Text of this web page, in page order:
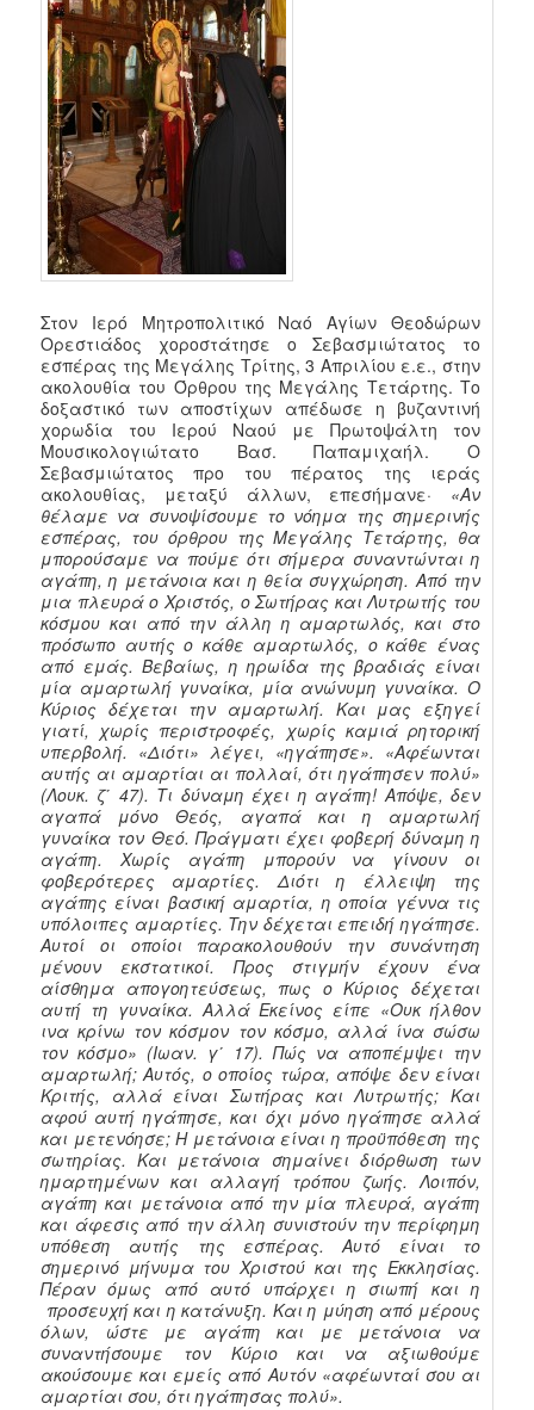
Στον Ιερό Μητροπολιτικό Ναό Αγίων Θεοδώρων
Ορεστιάδος χοροστάτησε ο Σεβασμιώτατος το
εσπέρας της Μεγάλης Τρίτης, 3 Απριλίου ε.ε., στην
ακολουθία του Όρθρου της Μεγάλης Τετάρτης. Το
δοξαστικό των αποστίχων απέδωσε η βυζαντινή
χορωδία του Ιερού Ναού με Πρωτοψάλτη τον
Μουσικολογιώτατο Βασ. Παπαμιχαήλ. Ο
Σεβασμιώτατος προ του πέρατος της ιεράς
ακολουθίας, μεταξύ άλλων, επεσήμανε· «Αν
θέλαμε να συνοψίσουμε το νόημα της σημερινής
εσπέρας, του όρθρου της Μεγάλης Τετάρτης, θα
μπορούσαμε να πούμε ότι σήμερα συναντώνται η
αγάπη, η μετάνοια και η θεία συγχώρηση. Από την
μια πλευρά ο Χριστός, ο Σωτήρας και Λυτρωτής του
κόσμου και από την άλλη η αμαρτωλός, και στο
πρόσωπο αυτής ο κάθε αμαρτωλός, ο κάθε ένας
από εμάς. Βεβαίως, η ηρωίδα της βραδιάς είναι
μία αμαρτωλή γυναίκα, μία ανώνυμη γυναίκα. Ο
Κύριος δέχεται την αμαρτωλή. Και μας εξηγεί
γιατί, χωρίς περιστροφές, χωρίς καμιά ρητορική
υπερβολή. «Διότι» λέγει, «ηγάπησε». «Αφέωνται
αυτής αι αμαρτίαι αι πολλαί, ότι ηγάπησεν πολύ»
(Λουκ. ζ΄ 47). Τι δύναμη έχει η αγάπη! Απόψε, δεν
αγαπά μόνο Θεός, αγαπά και η αμαρτωλή
γυναίκα τον Θεό. Πράγματι έχει φοβερή δύναμη η
αγάπη. Χωρίς αγάπη μπορούν να γίνουν οι
φοβερότερες αμαρτίες. Διότι η έλλειψη της
αγάπης είναι βασική αμαρτία, η οποία γέννα τις
υπόλοιπες αμαρτίες. Την δέχεται επειδή ηγάπησε.
Αυτοί οι οποίοι παρακολουθούν την συνάντηση
μένουν εκστατικοί. Προς στιγμήν έχουν ένα
αίσθημα απογοητεύσεως, πως ο Κύριος δέχεται
αυτή τη γυναίκα. Αλλά Εκείνος είπε «Ουκ ήλθον
ινα κρίνω τον κόσμον τον κόσμο, αλλά ίνα σώσω
τον κόσμο» (Ιωαν. γ΄ 17). Πώς να αποπέμψει την
αμαρτωλή; Αυτός, ο οποίος τώρα, απόψε δεν είναι
Κριτής, αλλά είναι Σωτήρας και Λυτρωτής; Και
αφού αυτή ηγάπησε, και όχι μόνο ηγάπησε αλλά
και μετενόησε; Η μετάνοια είναι η προϋπόθεση της
σωτηρίας. Και μετάνοια σημαίνει διόρθωση των
ημαρτημένων και αλλαγή τρόπου ζωής.Λοιπόν,
αγάπη και μετάνοια από την μία πλευρά, αγάπη
και άφεσις από την άλλη συνιστούν την περίφημη
υπόθεση αυτής της εσπέρας. Αυτό είναι το
σημερινό μήνυμα του Χριστού και της Εκκλησίας.
Πέραν όμως από αυτό υπάρχει η σιωπή και η
προσευχή και η κατάνυξη. Και η μύηση από μέρους
όλων, ώστε με αγάπη και με μετάνοια να
συναντήσουμε τον Κύριο και να αξιωθούμε
ακούσουμε και εμείς από Αυτόν «αφέωνταί σου αι
αμαρτίαι σου, ότι ηγάπησας πολύ».